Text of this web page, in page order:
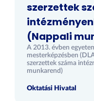
szerzettek
(Nappali
A 2013. évben
mesterképzésben
szerzettek száma
munkarend)
Oktatási Hivatal